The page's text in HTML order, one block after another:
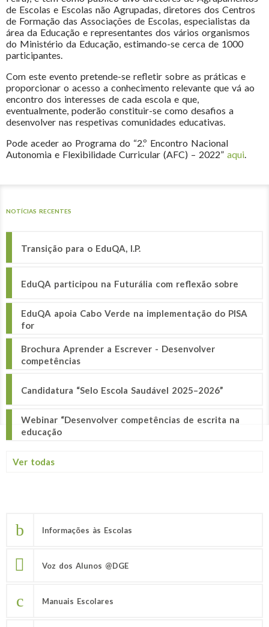
de Escolas e Escolas não Agrupadas, diretores dos Centros
de Formação das Associações de Escolas, especialistas da
área da Educação e representantes dos vários organismos
do Ministério da Educação, estimando-se cerca de 1000
participantes.
Com este evento pretende-se refletir sobre as práticas e
proporcionar o acesso a conhecimento relevante que vá ao
encontro dos interesses de cada escola e que,
eventualmente, poderão constituir-se como desafios a
desenvolver nas respetivas comunidades educativas.
Pode aceder ao Programa do “2.º Encontro Nacional
Autonomia e Flexibilidade Curricular (AFC) – 2022” aqui.
NOTÍCIAS RECENTES
Transição para o EduQA, I.P.
EduQA participou na Futurália com reflexão sobre
EduQA apoia Cabo Verde na implementação do PISA
for
Brochura Aprender a Escrever - Desenvolver
competências
Candidatura “Selo Escola Saudável 2025–2026”
Webinar “Desenvolver competências de escrita na
educação
Ver todas
Informações às Escolas
Voz dos Alunos @DGE
Manuais Escolares